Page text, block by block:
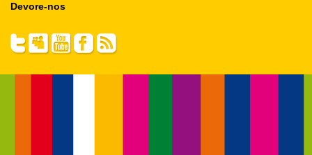
Devore-nos